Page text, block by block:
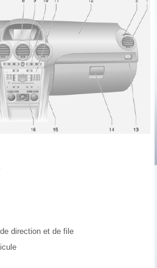
direction et de file